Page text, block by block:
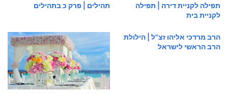
תפילה לקניית דירה | תפילה
לקניית בית
תהילים | פרק כ בתהילים
הרב מרדכי אליהו זצ"ל | הילולת
הרב הראשי לישראל